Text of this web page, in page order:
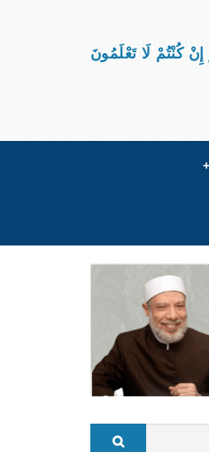
كُنْتُمْ لَا تَعْلَمُونَ
+